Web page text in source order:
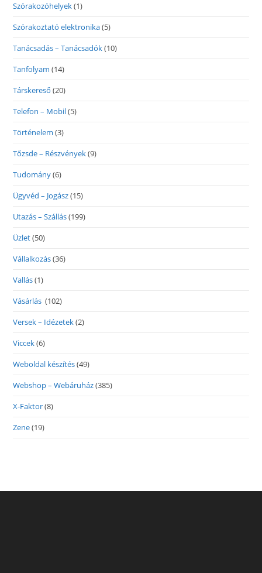
Szórakozóhelyek(1)
Szórakoztató elektronika(5)
Tanácsadás – Tanácsadók(10)
Tanfolyam (14)
Társkereső (20)
Telefon – Mobil(5)
Történelem (3)
Tőzsde – Részvények(9)
Tudomány(6)
Ügyvéd – Jogász(15)
Utazás – Szállás(199)
Üzlet(50)
Vállalkozás(36)
Vallás(1)
Vásárlás (102)
Versek – Idézetek(2)
Viccek(6)
Weboldal készítés(49)
Webshop – Webáruház(385)
X-Faktor(8)
Zene(19)